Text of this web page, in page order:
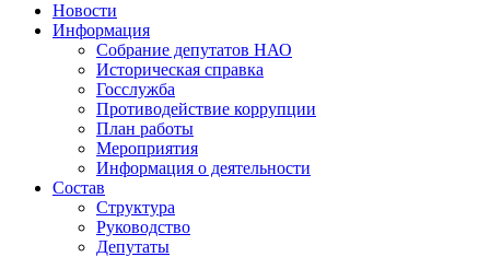
Новости
Информация
Собрание депутатов НАО
Историческая справка
Госслужба
Противодействие коррупции
План работы
Мероприятия
Информация о деятельности
Состав
Структура
Руководство
Депутаты